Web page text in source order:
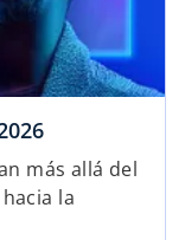
más allá del
la